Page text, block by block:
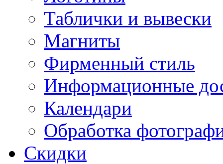
Таблички и вывески
Магниты
Фирменный стиль
Информационные
Календари
Обработка
Скидки